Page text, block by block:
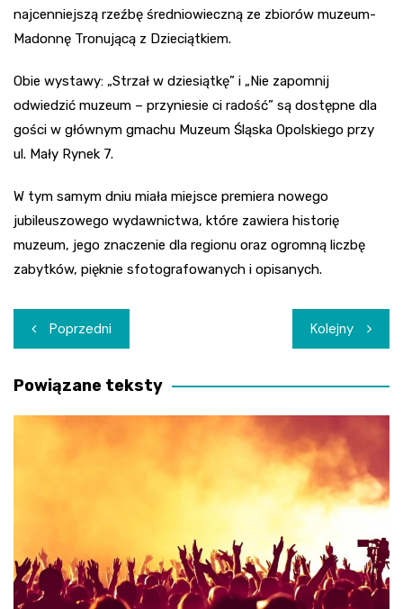
najcenniejszą rzeźbę średniowieczną ze zbiorów muzeum-
Madonnę Tronującą z Dzieciątkiem.
Obie wystawy: „Strzał w dziesiątkę” i „Nie zapomnij
odwiedzić muzeum – przyniesie ci radość” są dostępne dla
gości w głównym gmachu Muzeum Śląska Opolskiego przy
ul. Mały Rynek 7.
W tym samym dniu miała miejsce premiera nowego
jubileuszowego wydawnictwa, które zawiera historię
muzeum, jego znaczenie dla regionu oraz ogromną liczbę
zabytków, pięknie sfotografowanych i opisanych.
Nawigacja
wpisu
Poprzedni Kolejny
Powiązane teksty